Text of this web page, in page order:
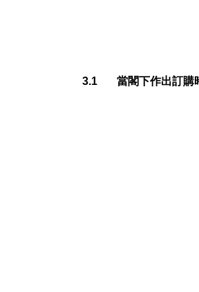
3.1 當閣下作出訂購時